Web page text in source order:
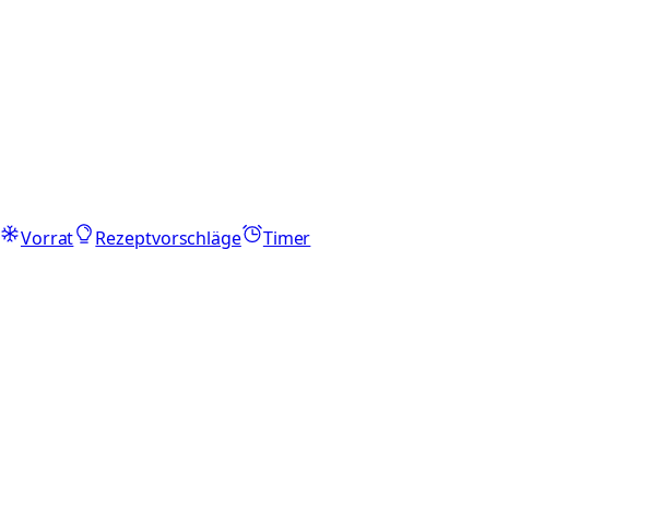
Vorrat Rezeptvorschläge
Timer